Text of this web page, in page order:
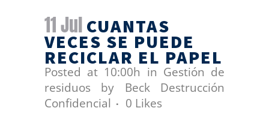
11 Jul CUANTAS
VECES SE PUEDE
RECICLAR EL PAPEL
Posted at 10:00h in Gestión de
residuos
by Beck Destrucción
Confidencial
0 Likes